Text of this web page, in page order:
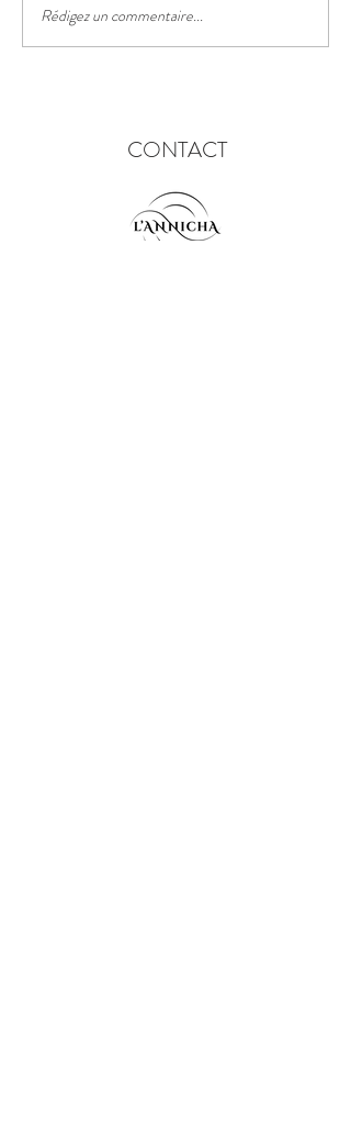
Le festival des lanternes
chinoises
Rédigez un commentaire...
CONTACT